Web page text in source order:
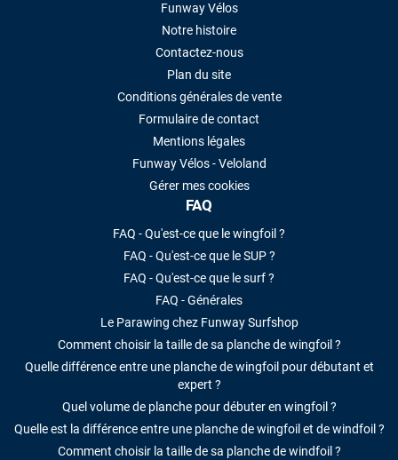
Funway Vélos
Notre histoire
Contactez-nous
Plan du site
Conditions générales de vente
Formulaire de contact
Mentions légales
Funway Vélos - Veloland
Gérer mes cookies
FAQ
FAQ - Qu'est-ce que le wingfoil ?
FAQ - Qu'est-ce que le SUP ?
FAQ - Qu'est-ce que le surf ?
FAQ - Générales
Le Parawing chez Funway Surfshop
Comment choisir la taille de sa planche de wingfoil ?
Quelle différence entre une planche de wingfoil pour débutant et
expert ?
Quel volume de planche pour débuter en wingfoil ?
Quelle est la différence entre une planche de wingfoil et de windfoil ?
Comment choisir la taille de sa planche de windfoil ?